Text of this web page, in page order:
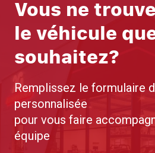
Vous ne
le véhicule
souhaitez?
Remplissez le formulaire
personnalisée
pour vous faire
équipe